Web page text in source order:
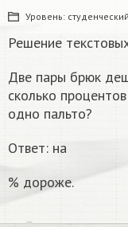
Уровень: студенческий
Решение
Две пары брюк
сколько
одно пальто?
Ответ: на
% дороже.